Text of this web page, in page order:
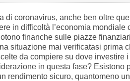
di coronavirus, anche ben oltre
in difficoltà l’economia mondiale
finanche sulle piazze
situazione mai verificatasi prima
da compiere su dove investire
in questa fase? Esistono
rendimento sicuro, quantomeno